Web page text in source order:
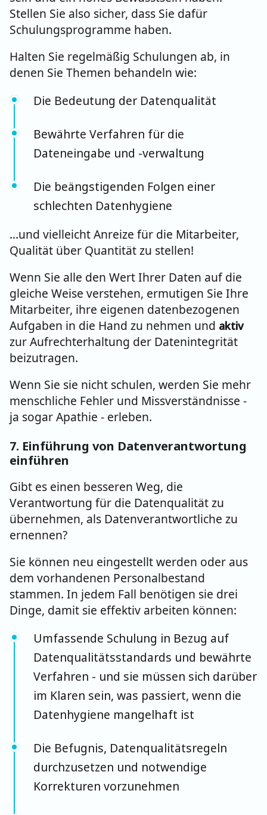
Stellen Sie also sicher, dass Sie dafür
Schulungsprogramme haben.
Halten Sie regelmäßig Schulungen ab, in
denen Sie Themen behandeln wie:
Die Bedeutung der Datenqualität
Bewährte Verfahren für die
Dateneingabe und -verwaltung
Die beängstigenden Folgen einer
schlechten Datenhygiene
...und vielleicht Anreize für die Mitarbeiter,
Qualität über Quantität zu stellen!
Wenn Sie alle den Wert Ihrer Daten auf die
gleiche Weise verstehen, ermutigen Sie Ihre
Mitarbeiter, ihre eigenen datenbezogenen
Aufgaben in die Hand zu nehmen und aktiv
zur Aufrechterhaltung der Datenintegrität
beizutragen.
Wenn Sie sie nicht schulen, werden Sie mehr
menschliche Fehler und Missverständnisse -
ja sogar Apathie - erleben.
7. Einführung von Datenverantwortung
einführen
Gibt es einen besseren Weg, die
Verantwortung für die Datenqualität zu
übernehmen, als Datenverantwortliche zu
ernennen?
Sie können neu eingestellt werden oder aus
dem vorhandenen Personalbestand
stammen. In jedem Fall benötigen sie drei
Dinge, damit sie effektiv arbeiten können:
Umfassende Schulung in Bezug auf
Datenqualitätsstandards und bewährte
Verfahren - und sie müssen sich darüber
im Klaren sein, was passiert, wenn die
Datenhygiene mangelhaft ist
Die Befugnis, Datenqualitätsregeln
durchzusetzen und notwendige
Korrekturen vorzunehmen